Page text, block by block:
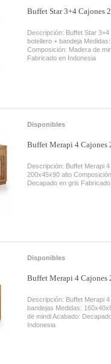
Buffet Star 3+4 Cajones
Descripción: Buffet Star
botellero + bandeja
Composición: Madera de
Fabricado en Indonesia
Disponibles
Buffet Merapi 4 Cajones
Descripción: Buffet Merapi
200x45x90 alto
Decapado en gris
Disponibles
Buffet Merapi 4 Cajones
Descripción: Buffet Merapi
bandejas Medidas:
de mindi Acabado:
Indonesia